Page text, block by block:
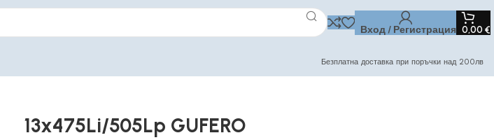
Вход / Регистрация 0,00 €
Безплатна доставка при поръчки над 200лв
13x475Li/505Lp GUFERO